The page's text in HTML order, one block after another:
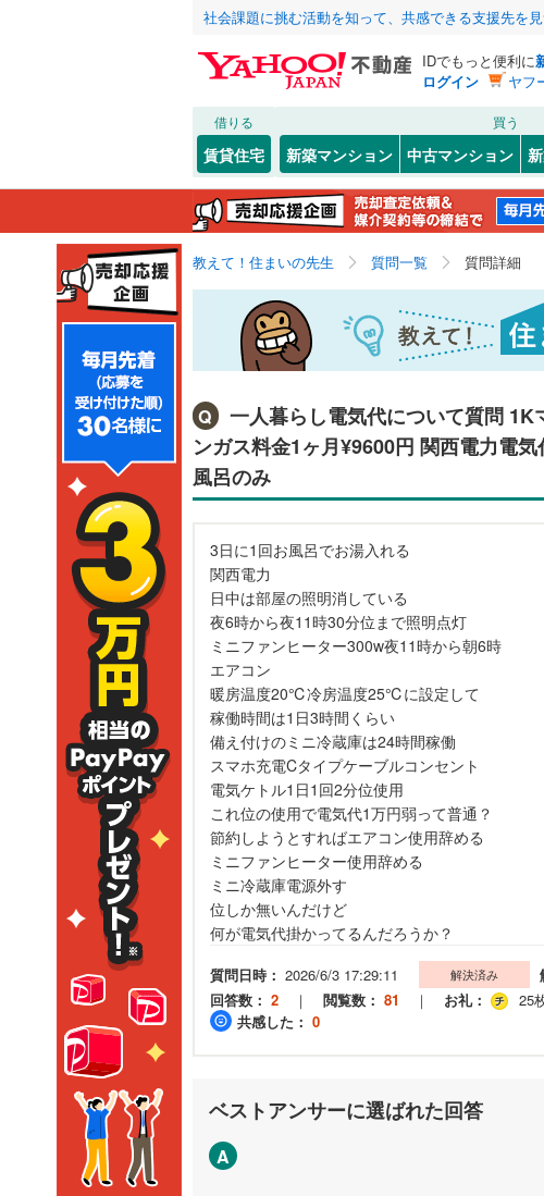
社会課題に挑む活動を知って、共感できる支援先を
IDでもっと便利に
ログイン
ヤフ
借りる
賃貸住宅
買う
新築マンション 中古マンション
教えて！住まいの先生 質問一覧 質問詳細
Q
一人暮らし電気代について質問
ンガス料金1ヶ月¥9600円 関西電力電
風呂のみ
3日に1回お風呂でお湯入れる
関西電力
日中は部屋の照明消している
夜6時から夜11時30分位まで照明点灯
ミニファンヒーター300w夜11時から朝6時
エアコン
暖房温度20℃冷房温度25℃に設定して
稼働時間は1日3時間くらい
備え付けのミニ冷蔵庫は24時間稼働
スマホ充電Cタイプケーブルコンセント
電気ケトル1日1回2分位使用
これ位の使用で電気代1万円弱って普通？
節約しようとすればエアコン使用辞める
ミニファンヒーター使用辞める
ミニ冷蔵庫電源外す
位しか無いんだけど
何が電気代掛かってるんだろうか？
質問日時： 2026/6/3 17:29:11 解決済み
回答数： 2 ｜ 閲覧数： 81 ｜ お礼：
25
共感した： 0
ベストアンサーに選ばれた回答
A